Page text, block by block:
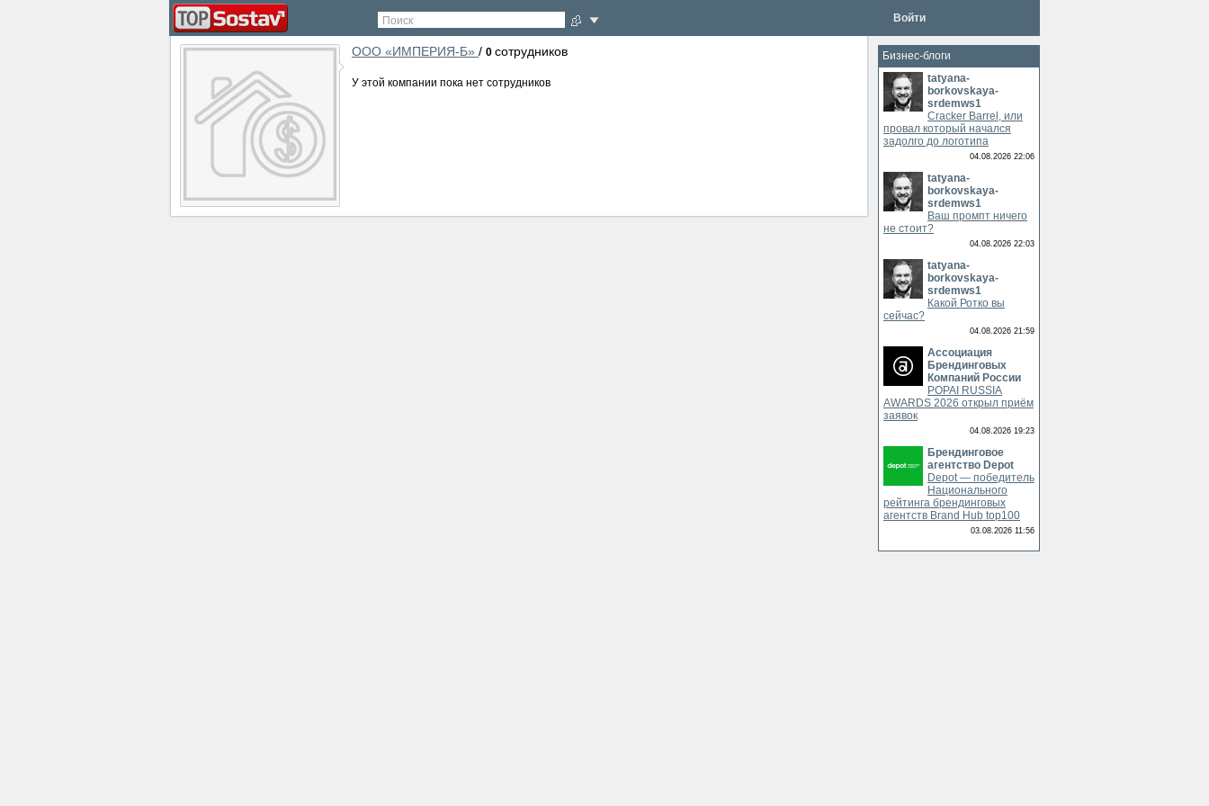
Поиск Войти
ООО «ИМПЕРИЯ-Б» / 0 сотрудников
У этой компании пока нет сотрудников
Бизнес-блоги
tatyana-
borkovskaya-
srdemws1
Cracker Barrel, или
провал который начался
задолго до логотипа
04.08.2026 22:06
tatyana-
borkovskaya-
srdemws1
Ваш промпт ничего
не стоит?
04.08.2026 22:03
tatyana-
borkovskaya-
srdemws1
Какой Ротко вы
сейчас?
04.08.2026 21:59
Ассоциация
Брендинговых
Компаний России
POPAI RUSSIA
AWARDS 2026 открыл приём
заявок
04.08.2026 19:23
Брендинговое
агентство Depot
Depot — победитель
Национального
рейтинга брендинговых
агентств Brand Hub top100
03.08.2026 11:56